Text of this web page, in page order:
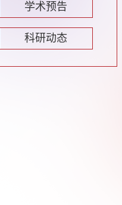
学术预告
科研动态